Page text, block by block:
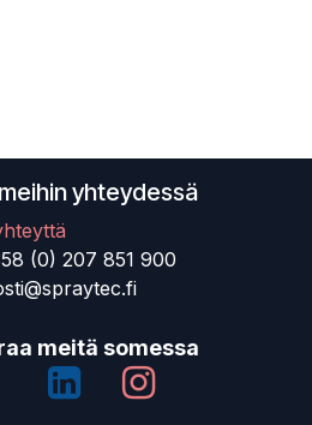
yhteydessä
(0) 207 851 900
meitä somessa